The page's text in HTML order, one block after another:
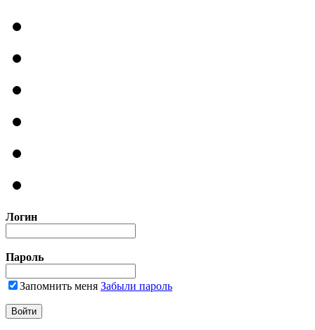
Логин
Пароль
Запомнить меня Забыли пароль